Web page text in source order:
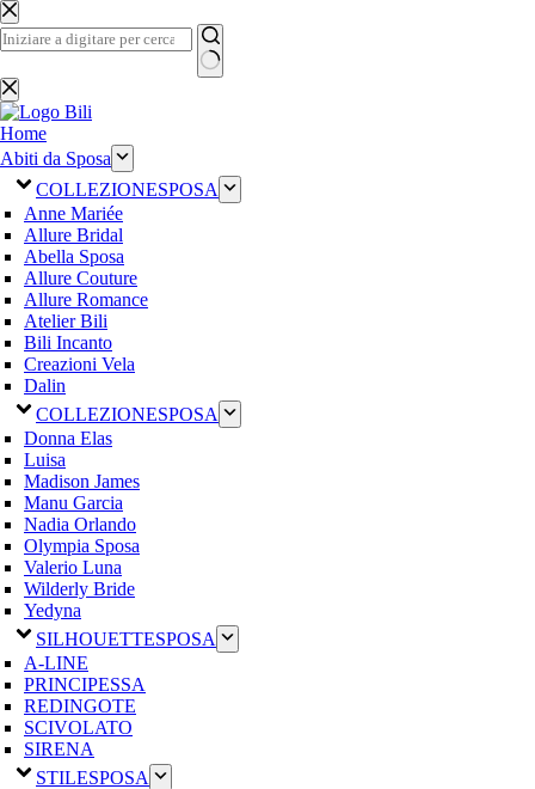
Salta
al
contenuto
Nessun
risultato
Home
Abiti da Sposa
COLLEZIONESPOSA
Anne Mariée
Allure Bridal
Abella Sposa
Allure Couture
Allure Romance
Atelier Bili
Bili Incanto
Creazioni Vela
Dalin
COLLEZIONESPOSA
Donna Elas
Luisa
Madison James
Manu Garcia
Nadia Orlando
Olympia Sposa
Valerio Luna
Wilderly Bride
Yedyna
SILHOUETTESPOSA
A-LINE
PRINCIPESSA
REDINGOTE
SCIVOLATO
SIRENA
STILESPOSA